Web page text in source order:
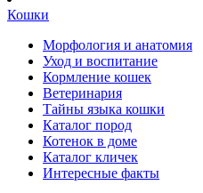
Кошки
Морфология и анатомия
Уход и воспитание
Кормление кошек
Ветеринария
Тайны языка кошки
Каталог пород
Котенок в доме
Каталог кличек
Интересные факты